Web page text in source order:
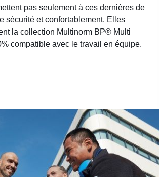
pas seulement à ces dernières de
sécurité et confortablement. Elles
la collection Multinorm BP® Multi
compatible avec le travail en équipe.